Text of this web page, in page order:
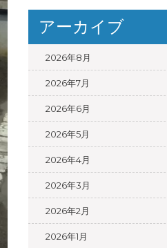
アーカイブ
2026年8月
2026年7月
2026年6月
2026年5月
2026年4月
2026年3月
2026年2月
2026年1月